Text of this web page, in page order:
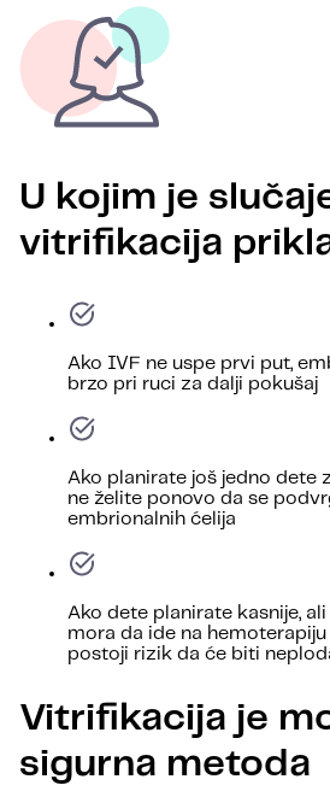
U kojim je
vitrifikacija
Ako IVF ne uspe prvi put,
brzo pri ruci za dalji pokušaj
Ako planirate još jedno dete
ne želite ponovo da se
embrionalnih ćelija
Ako dete planirate kasnije,
mora da ide na
postoji rizik da će biti
Vitrifikacija je
sigurna metoda